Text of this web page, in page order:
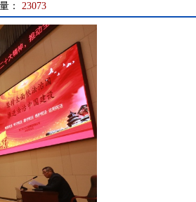
： 23073